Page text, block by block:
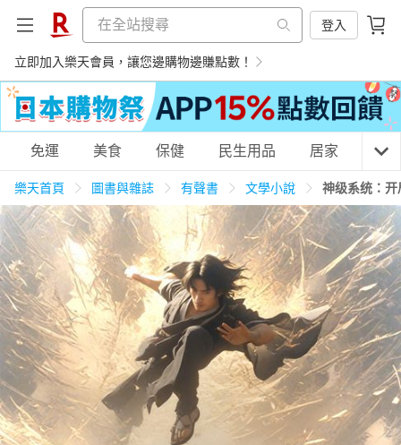
登入
立即加入樂天會員，讓您邊購物邊賺點數！
購物網分類
天天免運 美食蛋糕 養生保健 民生用品
居家生活 3C家電 運動休閒 親子玩具
女裝 男裝 化妝保養 情趣用品
免運 美食 保健 民生用品 居家 3C
樂天首頁 圖書與雜誌 有聲書 文學小說 神级系统：